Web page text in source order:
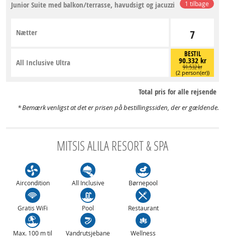
1 tilbage
Junior Suite med balkon/terrasse, havudsigt og jacuzzi
7
Nætter
BESTIL
90.332 kr
91.532 kr
(2 person(er))
All Inclusive Ultra
Total pris for alle rejsende
Bemærk venligst at det er prisen på bestillingssiden, der er gældende.
MITSIS ALILA RESORT & SPA
Aircondition All Inclusive Børnepool
Gratis WiFi Pool Restaurant
Max. 100 m til
Vandrutsjebane Wellness